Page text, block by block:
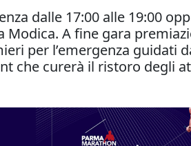
dalle 17:00 alle 19:00
A fine gara
per l’emergenza guidati
che curerà il ristoro degli